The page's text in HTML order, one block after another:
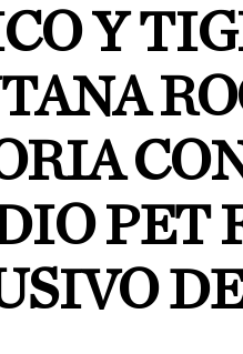
Y
PET